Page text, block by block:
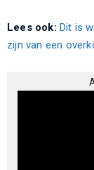
Lees ook: Dit is
zijn van een